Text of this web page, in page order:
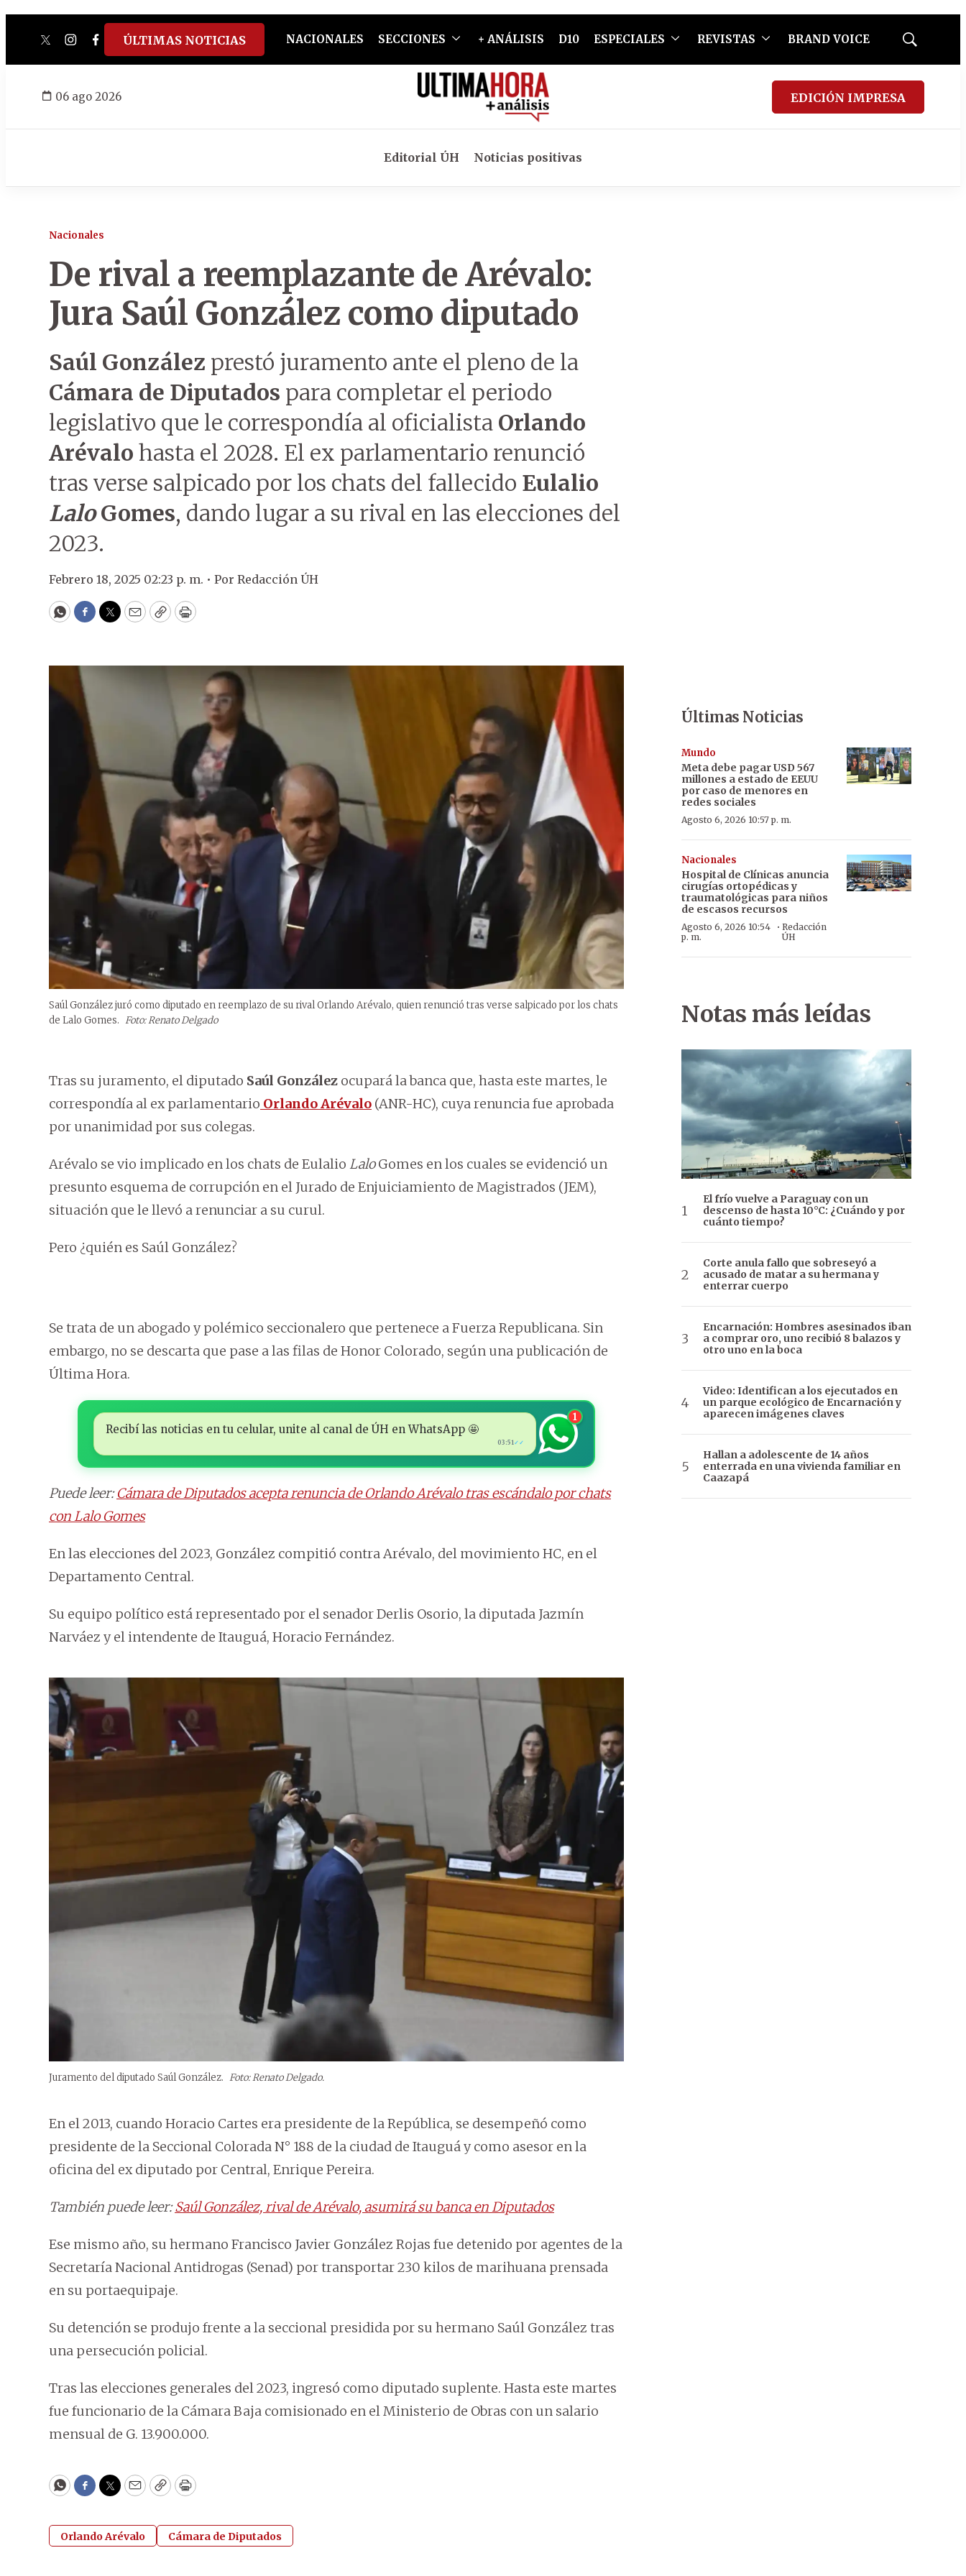
twitterinstagram
facebook
tiktokyoutube
spotify
ÚLTIMAS NOTICIAS NACIONALES SECCIONES + ANÁLISIS D10 ESPECIALES REVISTAS BRAND VOICE
Mostrar
06 ago 2026 EDICIÓN IMPRESA
Editorial ÚH Noticias positivas
Nacionales
De rival a reemplazante de Arévalo:
Jura Saúl González como diputado
Saúl González prestó juramento ante el pleno de la
Cámara de Diputados para completar el periodo
legislativo que le correspondía al oficialista Orlando
Arévalo hasta el 2028. El ex parlamentario renunció
tras verse salpicado por los chats del fallecido Eulalio
LaloGomes, dando lugar a su rival en las elecciones del
2023.
Febrero 18, 2025 02:23 p. m. • Por Redacción ÚH
WhatsApp
Facebook
Twitter
EmailCopyPrint
Saúl González juró como diputado en reemplazo de su rival Orlando Arévalo, quien renunció tras verse salpicado por los chats
de Lalo Gomes. Foto: Renato Delgado
Tras su juramento, el diputado Saúl González ocupará la banca que, hasta este martes, le
correspondía al ex parlamentario Orlando Arévalo (ANR-HC), cuya renuncia fue aprobada
por unanimidad por sus colegas.
Arévalo se vio implicado en los chats de Eulalio LaloGomes en los cuales se evidenció un
presunto esquema de corrupción en el Jurado de Enjuiciamiento de Magistrados (JEM),
situación que le llevó a renunciar a su curul.
Pero ¿quién es Saúl González?
Se trata de un abogado y polémico seccionalero que pertenece a Fuerza Republicana. Sin
embargo, no se descarta que pase a las filas de Honor Colorado, según una publicación de
Última Hora.
Recibí las noticias en tu celular, unite al canal de ÚH en WhatsApp 🤩
03:51✓✓
1
Puede leer:Cámara de Diputados acepta renuncia de Orlando Arévalo tras escándalo por chats
con Lalo Gomes
En las elecciones del 2023, González compitió contra Arévalo, del movimiento HC, en el
Departamento Central.
Su equipo político está representado por el senador Derlis Osorio, la diputada Jazmín
Narváez y el intendente de Itauguá, Horacio Fernández.
Juramento del diputado Saúl González. Foto: Renato Delgado.
En el 2013, cuando Horacio Cartes era presidente de la República, se desempeñó como
presidente de la Seccional Colorada N° 188 de la ciudad de Itauguá y como asesor en la
oficina del ex diputado por Central, Enrique Pereira.
También puede leer:Saúl González, rival de Arévalo, asumirá su banca en Diputados
Ese mismo año, su hermano Francisco Javier González Rojas fue detenido por agentes de la
Secretaría Nacional Antidrogas (Senad) por transportar 230 kilos de marihuana prensada
en su portaequipaje.
Su detención se produjo frente a la seccional presidida por su hermano Saúl González tras
una persecución policial.
Tras las elecciones generales del 2023, ingresó como diputado suplente. Hasta este martes
fue funcionario de la Cámara Baja comisionado en el Ministerio de Obras con un salario
mensual de G. 13.900.000.
WhatsApp
Facebook
Twitter
EmailCopyPrint
Orlando Arévalo Cámara de Diputados
Últimas Noticias
Mundo
Meta debe pagar USD 567
millones a estado de EEUU
por caso de menores en
redes sociales
Agosto 6, 2026 10:57 p. m.
Nacionales
Hospital de Clínicas anuncia
cirugías ortopédicas y
traumatológicas para niños
de escasos recursos
Agosto 6, 2026 10:54
p. m.
· Redacción
ÚH
Notas más leídas
El frío vuelve a Paraguay con un
descenso de hasta 10°C: ¿Cuándo y por
cuánto tiempo?
Corte anula fallo que sobreseyó a
acusado de matar a su hermana y
enterrar cuerpo
Encarnación: Hombres asesinados iban
a comprar oro, uno recibió 8 balazos y
otro uno en la boca
Video: Identifican a los ejecutados en
un parque ecológico de Encarnación y
aparecen imágenes claves
Hallan a adolescente de 14 años
enterrada en una vivienda familiar en
Caazapá